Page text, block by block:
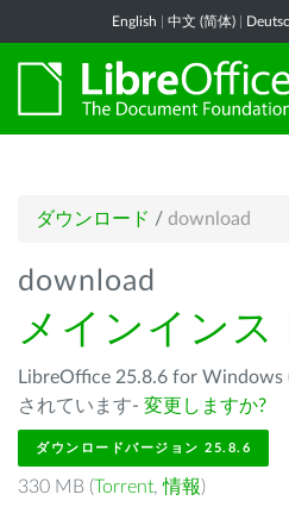
English 中文 (简体)
ダウンロード / download
download
メインインス
LibreOffice 25.8.6 for Windows
されています- 変更しますか?
ダウンロードバージョン 25.8.6
330 MB (Torrent,情報)